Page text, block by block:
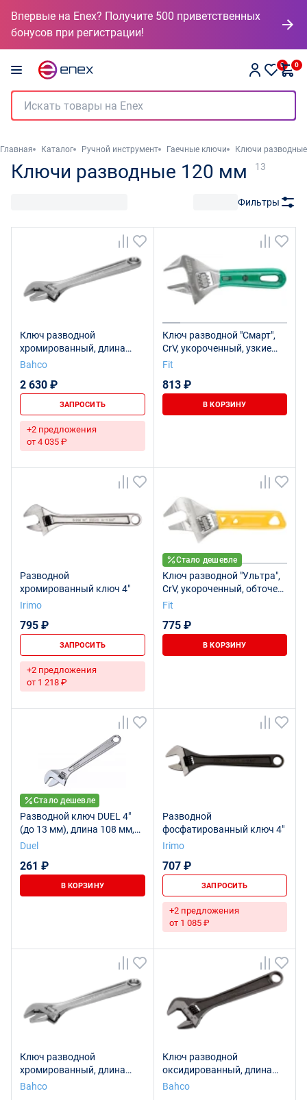
Впервые на Enex? Получите 500 приветственных
бонусов при регистрации!
0 0
Главная Каталог Ручной инструмент Гаечные ключи Ключи разводные
Ключи разводные 120 мм 13
Фильтры
Ключ разводной
хромированный, длина
110/захват 13 мм
Bahco
2 630 ₽
ЗАПРОСИТЬ
+2 предложения
от 4 035 ₽
Ключ разводной "Смарт",
CrV, укороченный, узкие
губки, шкала, экстра
мм)
Fit
813 ₽
В КОРЗИНУ
Разводной
хромированный ключ 4"
Irimo
795 ₽
ЗАПРОСИТЬ
+2 предложения
от 1 218 ₽
Стало дешевле
Ключ разводной "Ультра",
CrV, укороченный, обточен.
узкие губки, шкала, экстра
мм)
Fit
775 ₽
В КОРЗИНУ
Стало дешевле
Разводной ключ DUEL 4"
(до 13 мм), длина 108 мм,
20000004
Duel
261 ₽
В КОРЗИНУ
Разводной
фосфатированный ключ 4"
Irimo
707 ₽
ЗАПРОСИТЬ
+2 предложения
от 1 085 ₽
Ключ разводной
хромированный, длина
110/захват 13 мм,
Bahco
Ключ разводной
оксидированный, длина
110/захват 13 мм
Bahco